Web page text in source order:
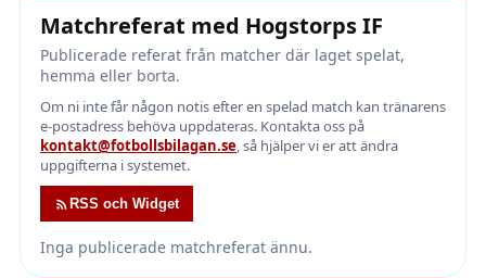
Matchreferat med Hogstorps IF
Publicerade referat från matcher där laget spelat,
hemma eller borta.
Om ni inte får någon notis efter en spelad match kan tränarens
e-postadress behöva uppdateras. Kontakta oss på
kontakt@fotbollsbilagan.se, så hjälper vi er att ändra
uppgifterna i systemet.
RSS och Widget
Inga publicerade matchreferat ännu.